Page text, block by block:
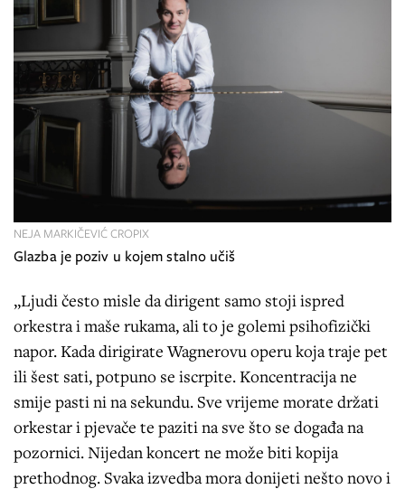
Glazba je poziv u kojem stalno učiš
NEJA MARKIČEVIĆ CROPIX
„Ljudi često misle da dirigent samo stoji ispred
orkestra i maše rukama, ali to je golemi psihofizički
napor. Kada dirigirate Wagnerovu operu koja traje pet
ili šest sati, potpuno se iscrpite. Koncentracija ne
smije pasti ni na sekundu. Sve vrijeme morate držati
orkestar i pjevače te paziti na sve što se događa na
pozornici. Nijedan koncert ne može biti kopija
prethodnog. Svaka izvedba mora donijeti nešto novo i